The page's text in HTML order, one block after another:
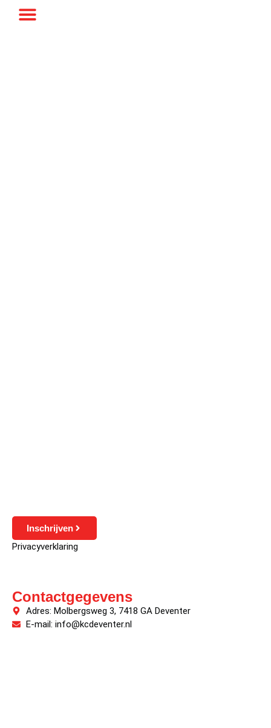
Inschrijven
Privacyverklaring
Contactgegevens
Adres: Molbergsweg 3, 7418 GA Deventer
E-mail: info@kcdeventer.nl